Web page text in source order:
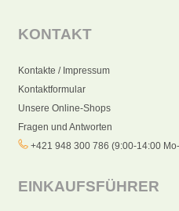
KONTAKT
Kontakte / Impressum
Kontaktformular
Unsere Online-Shops
Fragen und Antworten
+421 948 300 786 (9:00-14:00
EINKAUFSFÜHRER